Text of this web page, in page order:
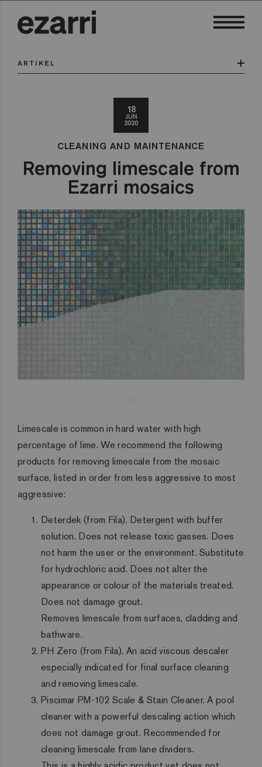
ARTIKEL
18
JUN
2020
CLEANING AND MAINTENANCE
Removing limescale from
Ezarri mosaics
Limescale is common in hard water with high
percentage of lime. We recommend the following
products for removing limescale from the mosaic
surface, listed in order from less aggressive to most
aggressive:
Deterdek (from Fila). Detergent with buffer
solution. Does not release toxic gasses. Does
not harm the user or the environment. Substitute
for hydrochloric acid. Does not alter the
appearance or colour of the materials treated.
Does not damage grout.
Removes limescale from surfaces, cladding and
bathware.
PH Zero (from Fila). An acid viscous descaler
especially indicated for final surface cleaning
and removing limescale.
Piscimar PM-102 Scale & Stain Cleaner. A pool
cleaner with a powerful descaling action which
does not damage grout. Recommended for
cleaning limescale from lane dividers.